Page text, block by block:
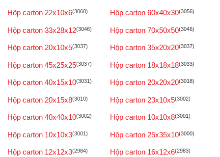
Hộp carton 22x10x6(3060) Hộp carton 60x40x30(3056)
Hộp carton 33x28x12(3046) Hộp carton 70x50x50(3046)
Hộp carton 20x10x5(3037) Hộp carton 35x20x20(3037)
Hộp carton 45x25x25(3037) Hộp carton 18x18x18(3033)
Hộp carton 40x15x10(3031) Hộp carton 20x20x20(3018)
Hộp carton 20x15x8(3010) Hộp carton 23x10x5(3002)
Hộp carton 40x40x10(3002) Hộp carton 10x10x8(3001)
Hộp carton 10x10x3(3001) Hộp carton 25x35x10(3000)
Hộp carton 12x12x3(2984) Hộp carton 16x12x6(2983)